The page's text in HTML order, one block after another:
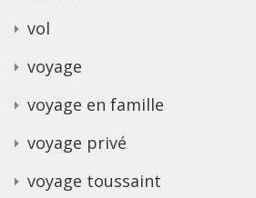
vol
voyage
voyage en famille
voyage privé
voyage toussaint